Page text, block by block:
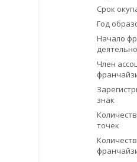
Срок
Год
Начало
Член
знак
точек